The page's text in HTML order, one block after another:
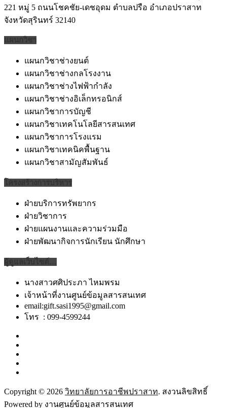
221 หมู่ 5 ถนนโชคชัย-เดชอุดม ตำบลปรือ อำเภอปราสาท
จังหวัดสุรินทร์ 32140
แผนกวิชาช่างยนต์
แผนกวิชาช่างกลโรงงาน
แผนกวิชาช่างไฟฟ้ากำลัง
แผนกวิชาช่างอิเล็กทรอนิกส์
แผนกวิชาการบัญชี
แผนกวิชาเทคโนโลยีสารสนเทศ
แผนกวิชาการโรงแรม
แผนกวิชาเทคนิคพื้นฐาน
แผนกวิชาสามัญสัมพันธ์
ฝ่ายบริการทรัพยากร
ฝ่ายวิชาการ
ฝ่ายแผนงานและความร่วมมือ
ฝ่ายพัฒนากิจการนักเรียน นักศึกษา
นางสาวศศิประภา ไหมพรม
เจ้าหน้าที่งานศูนย์ข้อมูลสารสนเทศ
email:gift.sasi1995@gmail.com
โทร : 099-4599244
Copyright © 2026 วิทยาลัยการอาชีพปราสาท. สงวนลิขสิทธิ์
Powered by งานศูนย์ข้อมูลสารสนเทศ